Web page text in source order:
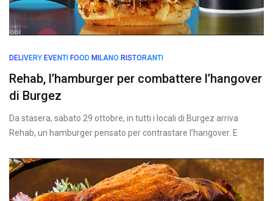
DELIVERY EVENTI FOOD MILANO RISTORANTI
Rehab, l’hamburger per combattere l’hangover
di Burgez
Da stasera, sabato 29 ottobre, in tutti i locali di Burgez arriva
Rehab, un hamburger pensato per contrastare l’hangover. E